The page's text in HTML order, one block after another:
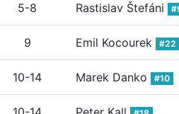
5-8 Rastislav Štefáni
9 Emil Kocourek #22
10-14 Marek Danko #10